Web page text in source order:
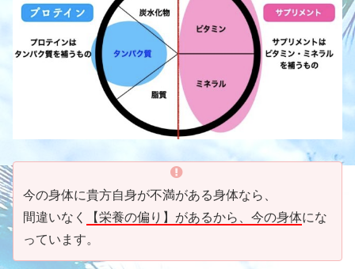
今の身体に貴方自身が不満がある身体なら、
間違いなく
【栄養の偏り】があるから、今の身体にな
っています。